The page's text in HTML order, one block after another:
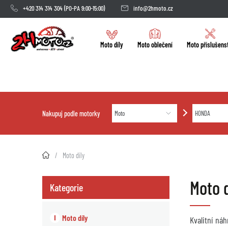
+420 314 314 304(PO-PA 9:00-15:00) info@2hmoto.cz
Moto díly Moto oblečení Moto
Nakupuj podle motorky
2HMOTO.cz Moto díly
Kategorie
Moto díly
Moto
Kvalitní